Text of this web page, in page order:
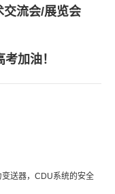
交流会/展览会
加油！
送器，CDU系统的安全